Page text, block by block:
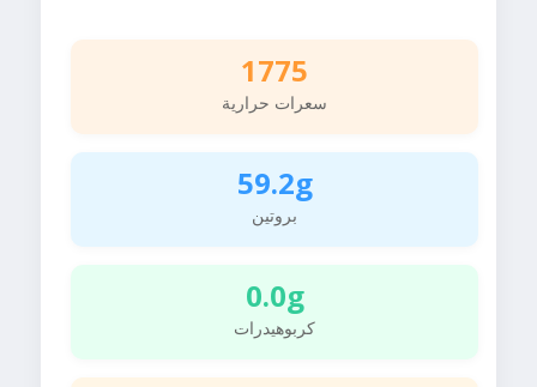
1775
سعرات حرارية
59.2g
بروتين
0.0g
كربوهيدرات